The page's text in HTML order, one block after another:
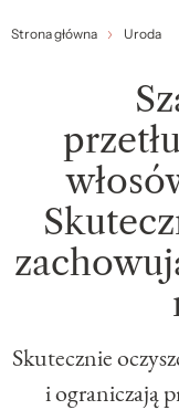
Strona główna Uroda
Skutecznie
i ograniczają